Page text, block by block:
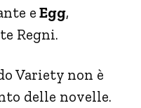
eEgg,
Regni.
Variety non è
delle novelle.